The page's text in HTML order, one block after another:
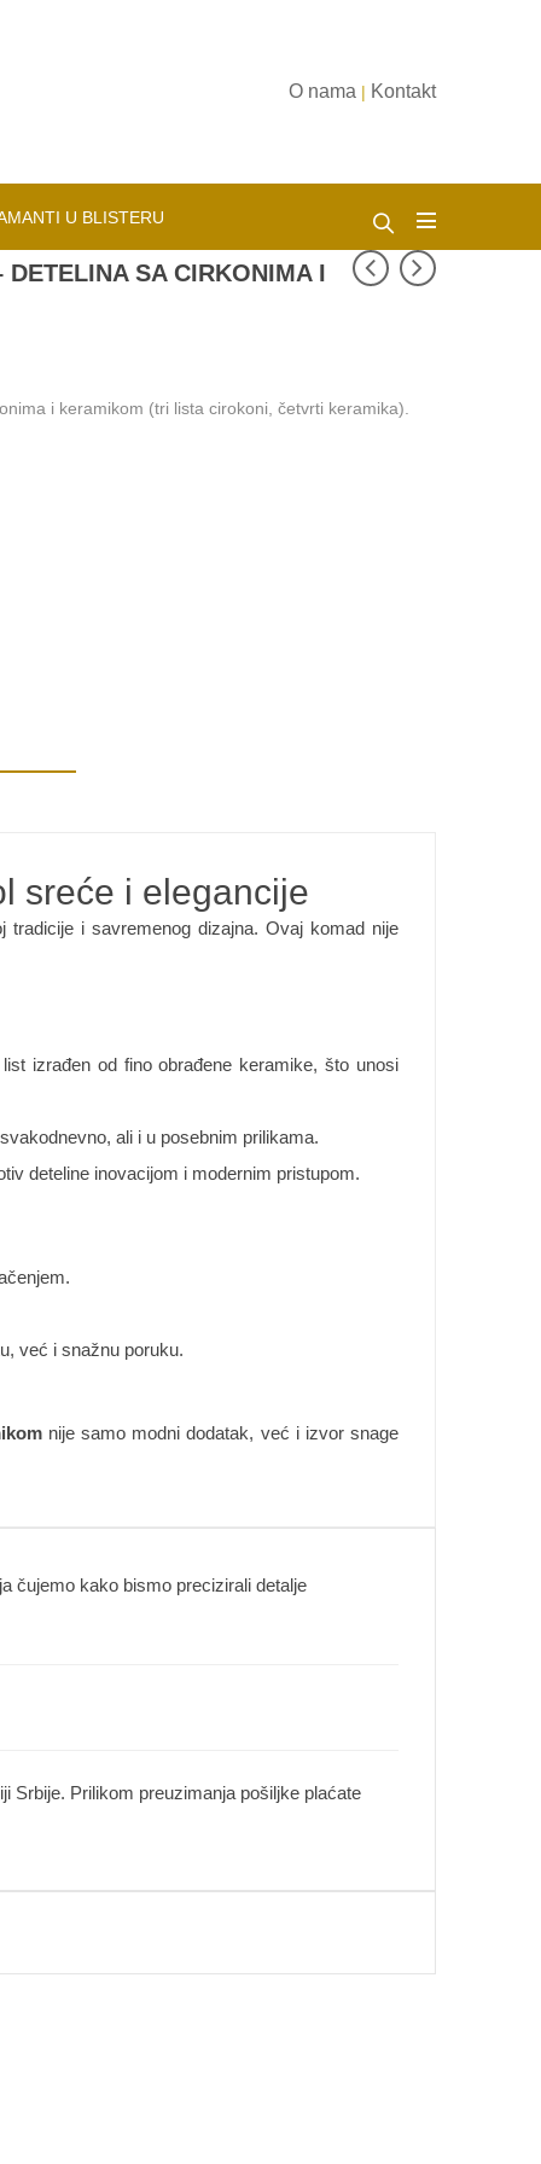
O nama | Kontakt
U BLISTERU
DETELINA SA CIRKONIMA I
i keramikom (tri lista cirokoni, četvrti keramika).
sreće i elegancije
i savremenog dizajna. Ovaj komad nije
izrađen od fino obrađene keramike, što unosi
ali i u posebnim prilikama.
deteline inovacijom i modernim pristupom.
već i snažnu poruku.
nije samo modni dodatak, već i izvor snage
čujemo kako bismo precizirali detalje
Srbije. Prilikom preuzimanja pošiljke plaćate